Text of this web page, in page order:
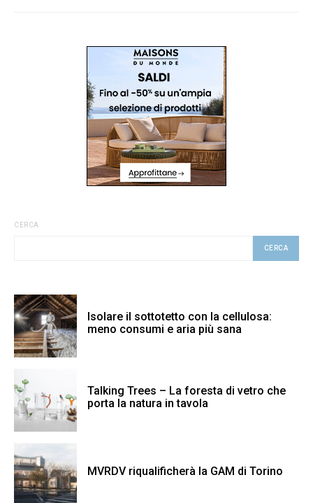
CERCA
CERCA
Isolare il sottotetto con la cellulosa:
meno consumi e aria più sana
Talking Trees – La foresta di vetro che
porta la natura in tavola
MVRDV riqualificherà la GAM di Torino